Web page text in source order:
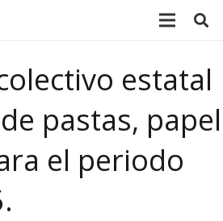
estatal
pastas, papel
el periodo